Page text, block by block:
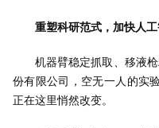
重塑科研范式，加快人
机器臂稳定抓取、移液
份有限公司，空无一人的实
正在这里悄然改变。